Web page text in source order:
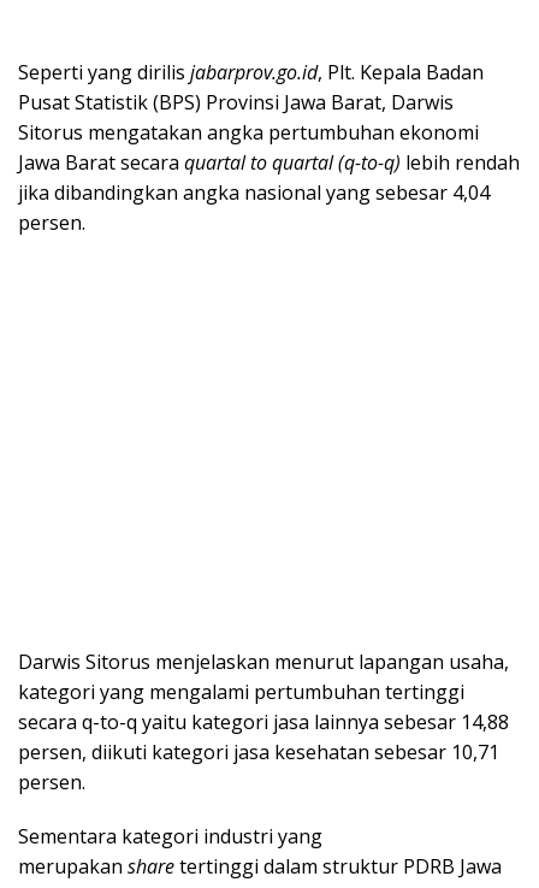
Seperti yang dirilis jabarprov.go.id, Plt. Kepala Badan
Pusat Statistik (BPS) Provinsi Jawa Barat, Darwis
Sitorus mengatakan angka pertumbuhan ekonomi
Jawa Barat secara quartal to quartal (q-to-q) lebih rendah
jika dibandingkan angka nasional yang sebesar 4,04
persen.
Darwis Sitorus menjelaskan menurut lapangan usaha,
kategori yang mengalami pertumbuhan tertinggi
secara q-to-q yaitu kategori jasa lainnya sebesar 14,88
persen, diikuti kategori jasa kesehatan sebesar 10,71
persen.
Sementara kategori industri yang
merupakan sharetertinggi dalam struktur PDRB Jawa